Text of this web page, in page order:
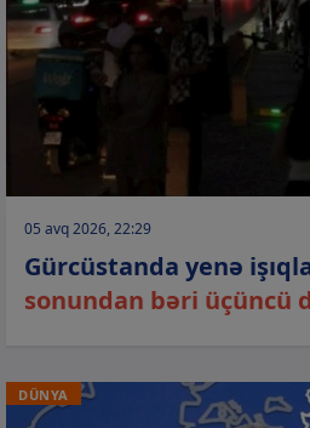
05 avq 2026, 22:29
Gürcüstanda yenə
sonundan bəri üçüncü
DÜNYA